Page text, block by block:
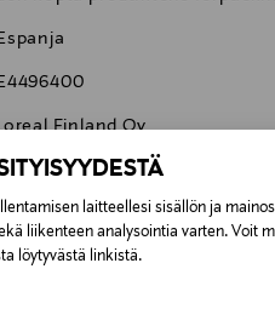
laitteellesi sisällön ja
liikenteen analysointia varten. Voit
löytyvästä linkistä.
Finland Oy
13 A, 02150, Espoo,
hiusnaamio,